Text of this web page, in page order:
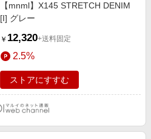
【mnml】X145 STRETCH DENIM
[I] グレー
￥ 12,320+送料固定
2.5%
ストアにすすむ